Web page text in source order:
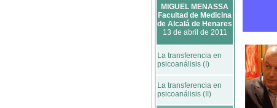
MIGUEL MENASSA
Facultad de Medicina
de Alcalá de Henares
13 de abril de 2011
La transferencia en
psicoanálisis (I)
La transferencia en
psicoanálisis (II)